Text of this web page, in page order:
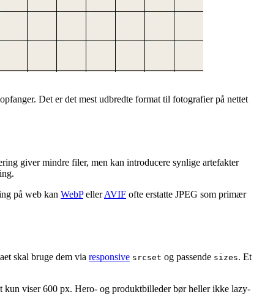
Det er det mest udbredte format til fotografier på nettet
giver mindre filer, men kan introducere synlige artefakter
på web kan WebPellerAVIF ofte erstatte JPEG som primær
skal bruge dem via responsive srcset og passende sizes. Et
kun viser 600 px. Hero- og produktbilleder bør heller ikke lazy-